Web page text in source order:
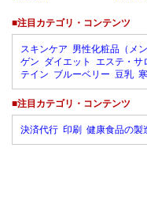
■注目カテゴリ・コンテンツ
スキンケア 男性化粧品（メ
ゲン ダイエット エステ・サ
テイン ブルーベリー 豆乳
■注目カテゴリ・コンテンツ
決済代行 印刷 健康食品の製